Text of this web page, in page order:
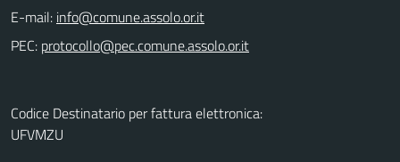
E-mail:
PEC:
Codice Destinatario per fattura elettronica:
UFVMZU